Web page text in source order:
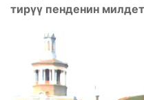
тирүү пенденин